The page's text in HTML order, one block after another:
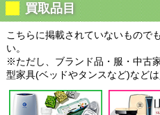
買取品目
こちらに掲載されていないもので
い。
※ただし、ブランド品・服・中古
型家具(ベッドやタンスなど)などは